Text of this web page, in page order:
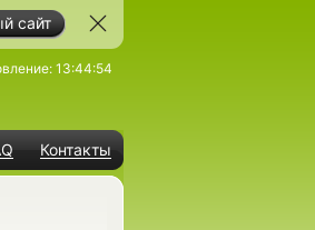
сайт
Контакты
13:44:54